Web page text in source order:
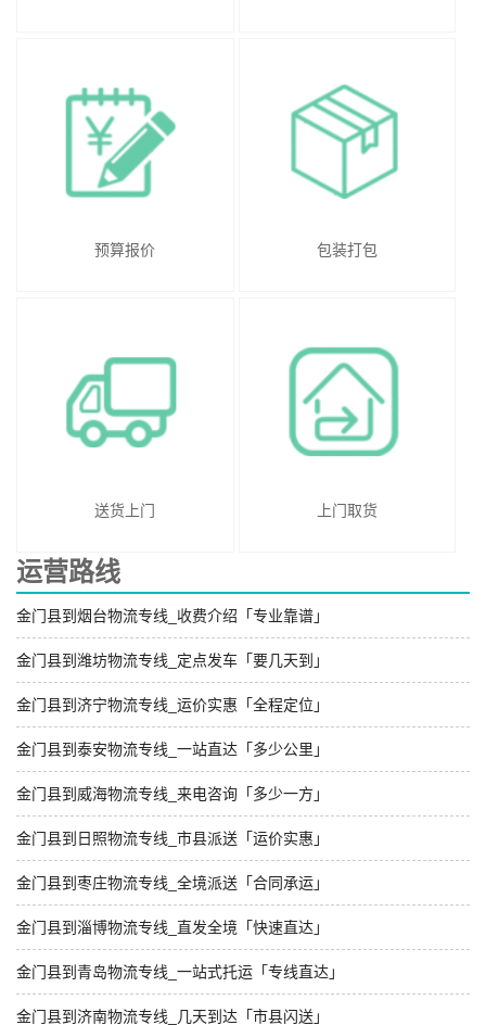
预算报价 包装打包
送货上门 上门取货
运营路线
金门县到烟台物流专线_收费介绍「专业靠谱」
金门县到潍坊物流专线_定点发车「要几天到」
金门县到济宁物流专线_运价实惠「全程定位」
金门县到泰安物流专线_一站直达「多少公里」
金门县到威海物流专线_来电咨询「多少一方」
金门县到日照物流专线_市县派送「运价实惠」
金门县到枣庄物流专线_全境派送「合同承运」
金门县到淄博物流专线_直发全境「快速直达」
金门县到青岛物流专线_一站式托运「专线直达」
金门县到济南物流专线_几天到达「市县闪送」